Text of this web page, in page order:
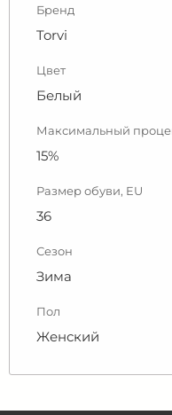
Бренд
Torvi
Цвет
Белый
Максимальный
15%
Размер обуви, EU
36
Сезон
Зима
Пол
Женский